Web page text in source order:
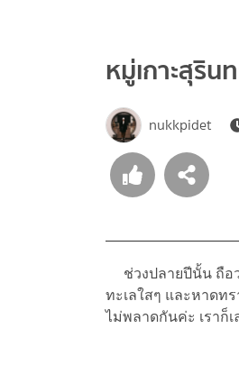
หมู่เกาะสุริน
nukkpidet
ช่วงปลายปีนั้น ถือว่
ทะเลใสๆ และหาดท
ไม่พลาดกันค่ะ เราก็เ